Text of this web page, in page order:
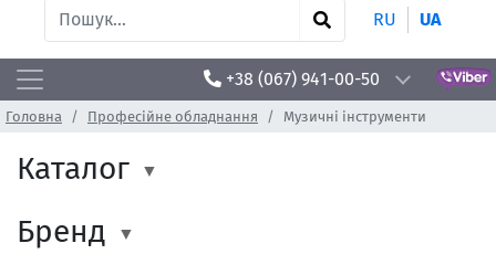
RU UA
+38 (067) 941-00-50
Головна Професійне обладнання Музичні інструменти
Каталог
Бренд